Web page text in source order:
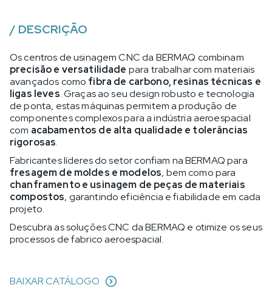
/ DESCRIÇÃO
Os centros de usinagem CNC da BERMAQ combinam
precisão e versatilidade para trabalhar com materiais
avançados como fibra de carbono, resinas técnicas e
ligas leves. Graças ao seu design robusto e tecnologia
de ponta, estas máquinas permitem a produção de
componentes complexos para a indústria aeroespacial
com acabamentos de alta qualidade e tolerâncias
rigorosas.
Fabricantes líderes do setor confiam na BERMAQ para
fresagem de moldes e modelos, bem como para
chanframento e usinagem de peças de materiais
compostos, garantindo eficiência e fiabilidade em cada
projeto.
Descubra as soluções CNC da BERMAQ e otimize os seus
processos de fabrico aeroespacial.
BAIXAR CATÁLOGO